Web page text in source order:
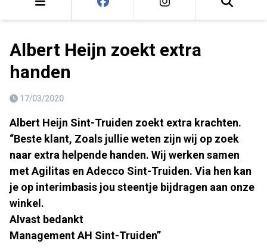
Albert Heijn zoekt extra
handen
17/03/2020
Albert Heijn Sint-Truiden zoekt extra krachten.
“Beste klant, Zoals jullie weten zijn wij op zoek
naar extra helpende handen. Wij werken samen
met Agilitas en Adecco Sint-Truiden. Via hen kan
je op interimbasis jou steentje bijdragen aan onze
winkel.
Alvast bedankt
Management AH Sint-Truiden”